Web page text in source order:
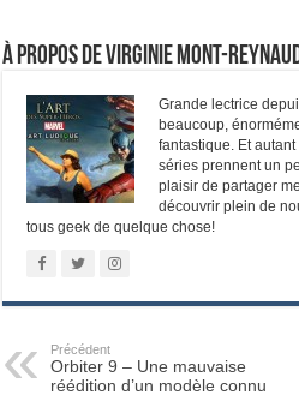
À propos de Virginie Mont-
Grande lectrice
beaucoup,
fantastique. Et
séries prennent un
plaisir de partager
découvrir plein de
tous geek de quelque chose!
Précédent
Orbiter 9 – Une mauvaise
réédition d’un modèle connu